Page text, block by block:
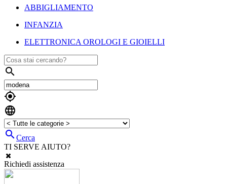
ABBIGLIAMENTO
INFANZIA
ELETTRONICA OROLOGI E GIOIELLI



Cerca
TI SERVE AIUTO?
Richiedi assistenza